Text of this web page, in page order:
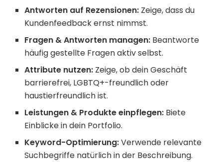
Antworten auf Rezensionen: Zeige, dass du
Kundenfeedback ernst nimmst.
Fragen & Antworten managen: Beantworte
häufig gestellte Fragen aktiv selbst.
Attribute nutzen: Zeige, ob dein Geschäft
barrierefrei, LGBTQ+-freundlich oder
haustierfreundlich ist.
Leistungen & Produkte einpflegen: Biete
Einblicke in dein Portfolio.
Keyword-Optimierung:Verwende relevante
Suchbegriffe natürlich in der Beschreibung.